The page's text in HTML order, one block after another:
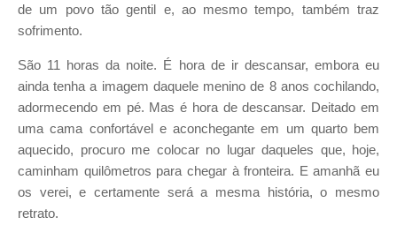
de um povo tão gentil e, ao mesmo tempo, também traz
sofrimento.
São 11 horas da noite. É hora de ir descansar, embora eu
ainda tenha a imagem daquele menino de 8 anos cochilando,
adormecendo em pé. Mas é hora de descansar. Deitado em
uma cama confortável e aconchegante em um quarto bem
aquecido, procuro me colocar no lugar daqueles que, hoje,
caminham quilômetros para chegar à fronteira. E amanhã eu
os verei, e certamente será a mesma história, o mesmo
retrato.